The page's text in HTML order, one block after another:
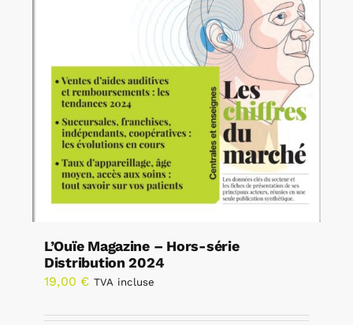
L’Ouïe Magazine – Hors-série
Distribution 2024
19,00 € TVA incluse